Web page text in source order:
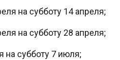
на субботу 14 апреля;
на субботу 28 апреля;
на субботу 7 июля;